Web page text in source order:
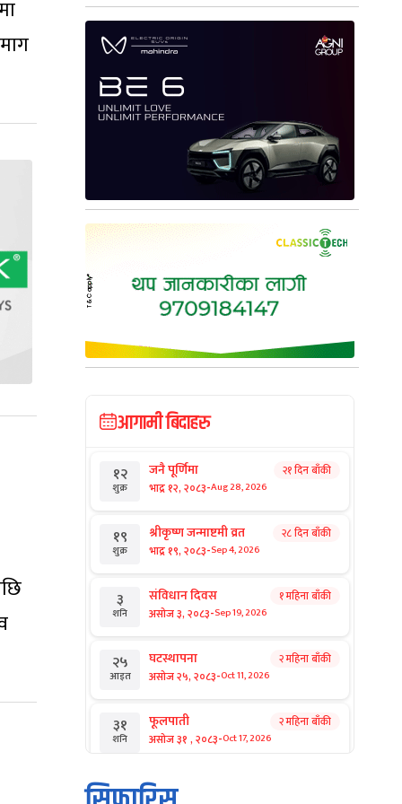
आगामी बिदाहरु
१२
शुक्र
जनै पूर्णिमा
भाद्र १२, २०८३-Aug 28, 2026
२१ दिन बाँकी
१९
शुक्र
श्रीकृष्ण जन्माष्टमी व्रत
भाद्र १९, २०८३-Sep 4, 2026
२८ दिन बाँकी
३
शनि
संविधान दिवस
असोज ३, २०८३-Sep 19, 2026
१ महिना बाँकी
२५
आइत
घटस्थापना
असोज २५, २०८३-Oct 11, 2026
२ महिना बाँकी
३१
शनि
फूलपाती
असोज ३१ , २०८३-Oct 17, 2026
२ महिना बाँकी
१ कार्तिक सङ्क्रान्ति